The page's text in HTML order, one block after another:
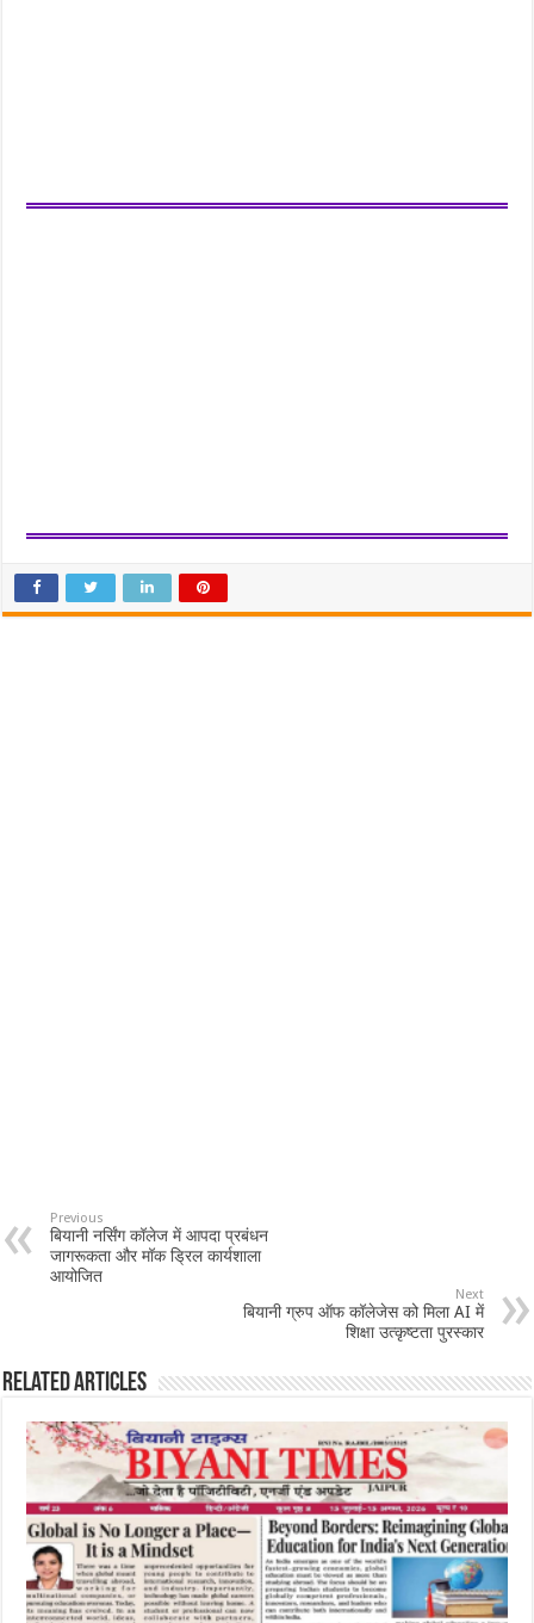
Previous
बियानी नर्सिंग कॉलेज में आपदा प्रबंधन
जागरूकता और मॉक ड्रिल कार्यशाला
आयोजित
Next
बियानी ग्रुप ऑफ कॉलेजेस को मिला AI में
शिक्षा उत्कृष्टता पुरस्कार
Related Articles